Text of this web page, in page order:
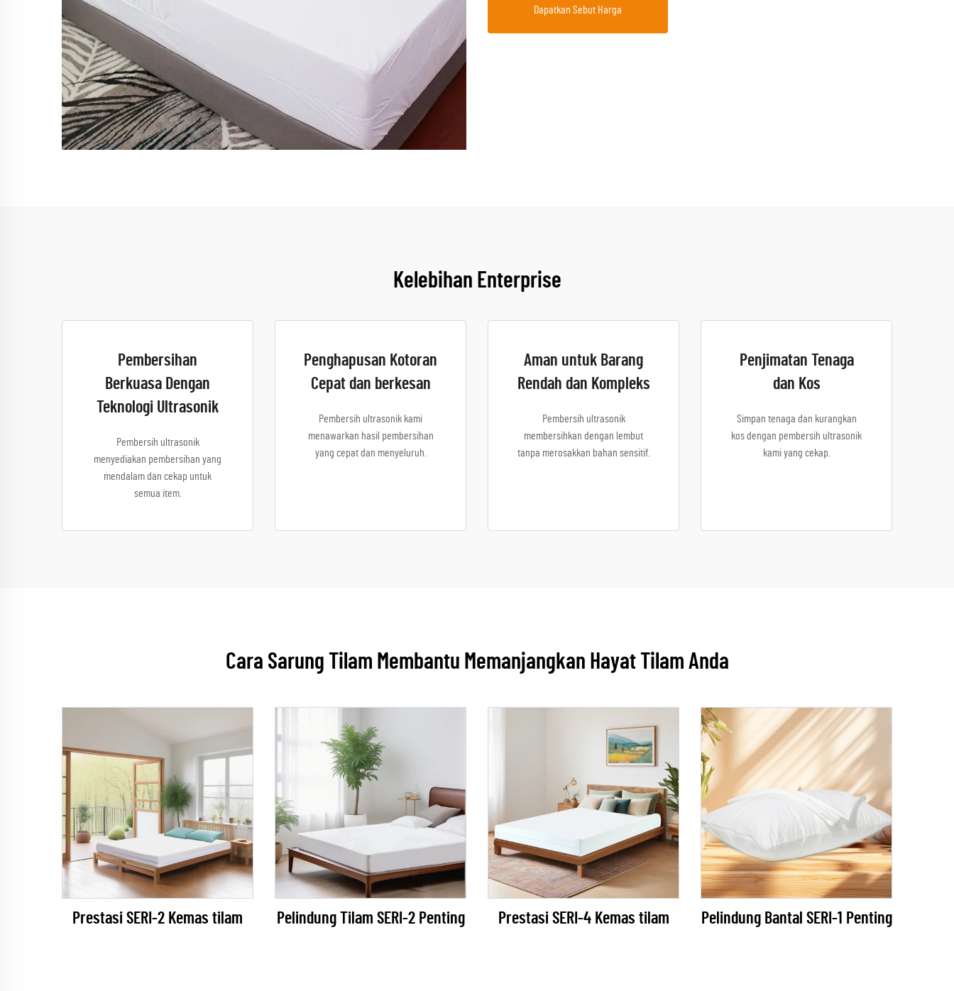
Dapatkan Sebut Harga
Kelebihan Enterprise
Pembersihan
Berkuasa Dengan
Teknologi Ultrasonik
Pembersih ultrasonik
menyediakan pembersihan yang
mendalam dan cekap untuk
semua item.
Penghapusan Kotoran
Cepat dan berkesan
Pembersih ultrasonik kami
menawarkan hasil pembersihan
yang cepat dan menyeluruh.
Aman untuk Barang
Rendah dan Kompleks
Pembersih ultrasonik
membersihkan dengan lembut
tanpa merosakkan bahan sensitif.
Penjimatan Tenaga
dan Kos
Simpan tenaga dan kurangkan
kos dengan pembersih ultrasonik
kami yang cekap.
Cara Sarung Tilam Membantu Memanjangkan Hayat Tilam Anda
Prestasi SERI-2 Kemas tilam Pelindung Tilam SERI-2 Penting Prestasi SERI-4 Kemas tilam Pelindung Bantal SERI-1 Penting